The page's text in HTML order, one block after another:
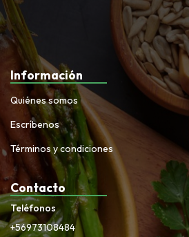
Información
Quiénes somos
Escríbenos
Términos y condiciones
Contacto
Teléfonos
+56973108484